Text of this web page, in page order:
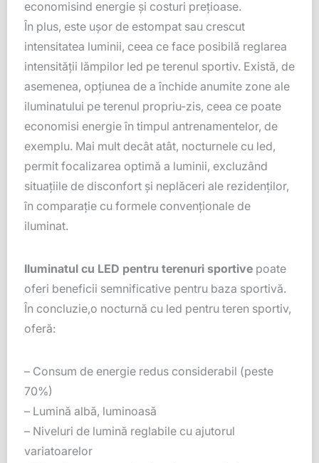
economisind energie şi costuri preţioase.
În plus, este uşor de estompat sau crescut
intensitatea luminii, ceea ce face posibilă reglarea
intensităţii lămpilor led pe terenul sportiv. Există, de
asemenea, opţiunea de a închide anumite zone ale
iluminatului pe terenul propriu-zis, ceea ce poate
economisi energie în timpul antrenamentelor, de
exemplu. Mai mult decât atât, nocturnele cu led,
permit focalizarea optimă a luminii, excluzând
situaţiile de disconfort şi neplăceri ale rezidenţilor,
în comparaţie cu formele convenţionale de
iluminat.
Iluminatul cu LED pentru terenuri sportive poate
oferi beneficii semnificative pentru baza sportivă.
În concluzie,o nocturnă cu led pentru teren sportiv,
oferă:
– Consum de energie redus considerabil (peste
70%)
– Lumină albă, luminoasă
– Niveluri de lumină reglabile cu ajutorul
variatoarelor